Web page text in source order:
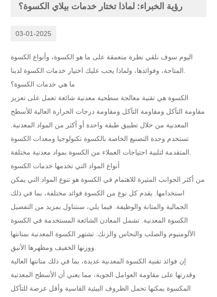
رؤية الخبراء: لماذا تختار خدمات بيلاي الكسوة؟
03-01-2025
اليوم سوف نلقي نظرة متعمقة على ما هو الكسوة، وأنواع الكسوة
ما هي خدمات الكسوة؟
الكسوة هي تقنية معالجة سطحية معدنية شائعة تعمل على تعزيز
مقاومة التآكل ومقاومة التآكل ومقاومة درجات الحرارة العالية للأسطح
المعدنية من خلال تطبيق طبقة واحدة أو أكثر من المواد المعدنية.
تستخدم وحدة التصنيع الخاصة بالكسوة تكنولوجيا ومعدات الكسوة
أنواع المواد التي تخدمها خدمات الكسوة
من أكثر الجوانب المثيرة للاهتمام في الكسوة هو تنوع المواد التي يمكن
استخدامها. يقدم كل نوع من الكسوة فوائد مختلفة، بما في ذلك
الجمالية والمتانة والوظيفة. فيما يلي، سنتناول بمزيد من التفصيل
الكسوة المعدنية. تشمل المعادن الشائعة المستخدمة في الكسوة
الألومنيوم والصلب والنحاس والزنك. تشتهر الكسوة المعدنية بمتانتها
إن فوائد تقنية الكسوة المعدنية عديدة، بما في ذلك متانتها العالية
وقدرتها على مقاومة العوامل الجوية، مما يعني أن الأسطح المعدنية
المكسوة يمكنها تحمل الظروف البيئية القاسية وأقل عرضة للتآكل